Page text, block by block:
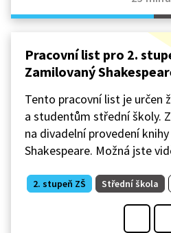
Pracovní list pro 2.
Zamilovaný
Tento pracovní list je určen
a studentům střední školy.
na divadelní provedení
Shakespeare. Možná jste
2. stupeň ZŠ Střední škola